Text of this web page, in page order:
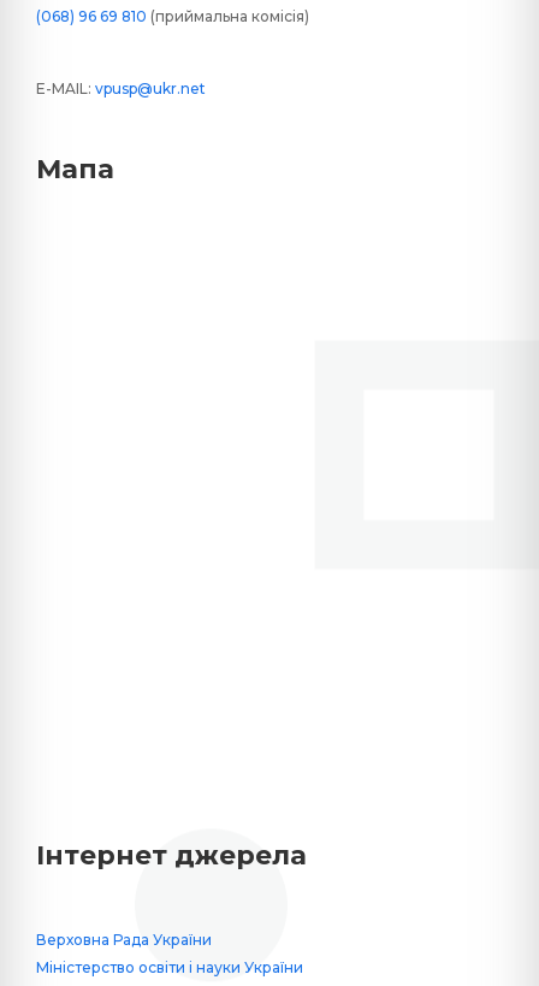
(068) 96 69 810 (приймальна комісія)
E-MAIL: vpusp@ukr.net
Мапа
Інтернет джерела
Верховна Рада України
Міністерство освіти і науки України